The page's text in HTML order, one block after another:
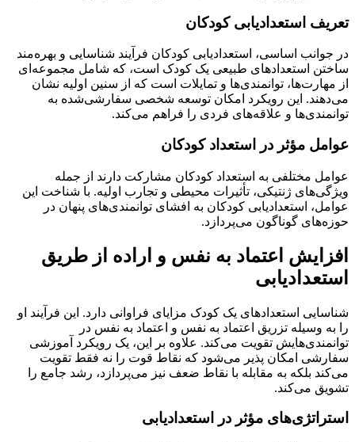
تعریف استعدادیابی کودکان
در جوانب اساسی، استعدادیابی کودکان فرآیند شناسایی و بهره‌مند
ساختن استعدادهای طبیعی یک کودک است، که شامل مجموعه‌ای
از مهارت‌ها، توانمندی‌ها و تمایلات است که از سنین اولیه نشان
می‌دهند. این رویکرد امکان توسعه شخصی سفارشی‌شده به
توانمندی‌ها و علاقه‌های فردی را فراهم می‌کند.
عوامل مؤثر در استعداد کودکان
عوامل مختلفی به استعداد کودکان مشارکت دارند از جمله
ویژگی‌های ژنتیکی، تأثیرات محیطی و تجارب اولیه. با شناخت این
عوامل، استعدادیابی کودکان به افشای توانمندی‌های پنهان در
حوزه‌های گوناگون می‌پردازد.
افزایش اعتماد به نفس و اراده از طریق
استعدادیابی
شناسایی استعدادهای یک کودک مزایای فراوانی دارد. این فرآیند او
را به وسیله تزریق اعتماد به نفس و اعتماد به نفس در
توانمندی‌هایش تقویت می‌کند. علاوه بر این، یک رویکرد آموزشی
سفارشی امکان پذیر می‌شود که نقاط قوت را نه فقط تقویت
می‌کند بلکه به مقابله با نقاط ضعف نیز می‌پردازد، رشد جامع را
تشویق می‌کند.
استراتژی‌های مؤثر در استعدادیابی